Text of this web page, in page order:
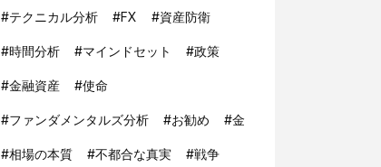
#テクニカル分析 #FX #資産防衛
#時間分析 #マインドセット #政策
#金融資産 #使命
#ファンダメンタルズ分析 #お勧め #金
#相場の本質 #不都合な真実 #戦争